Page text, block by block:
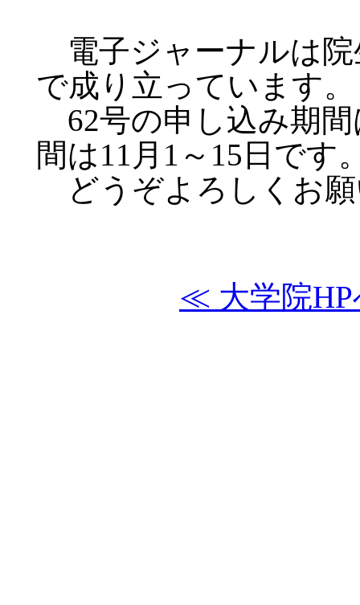
電子ジャーナルは院
で成り立っています。
62号の申し込み期間
間は11月1～15日です
どうぞよろしくお
≪ 大学院HP